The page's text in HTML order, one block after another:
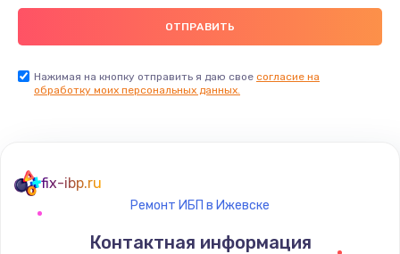
Нажимая на кнопку отправить я даю свое согласие на
обработку моих персональных данных.
fix-ibp.ru
Ремонт ИБП в Ижевске
Контактная информация